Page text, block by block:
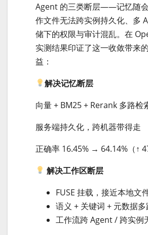
Agent 的三类断层——记忆随
作文件无法跨实例持久化、多
储下的权限与审计混乱。在
实测结果印证了这一收敛带来
益：
解决记忆断层
向量 + BM25 + Rerank 多路检
服务端持久化，跨机器带得走
正确率 16.45% → 64.14%（↑
解决工作区断层
FUSE 挂载，接近本地文
语义 + 关键词 + 元数据
工作流跨 Agent / 跨实例